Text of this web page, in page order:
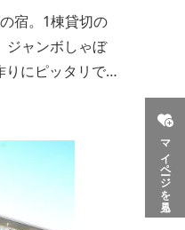
マイページを見る
宿。1棟貸切の
ジャンボしゃぼ
りにピッタリで